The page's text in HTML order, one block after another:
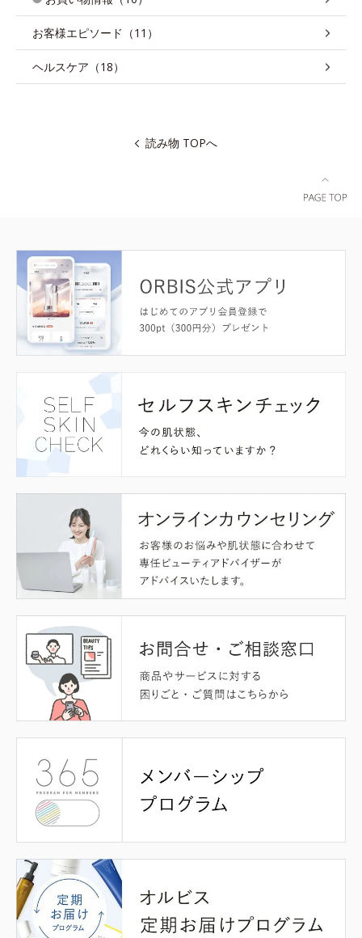
お客様エピソード（11）
ヘルスケア（18）
読み物 TOPへ